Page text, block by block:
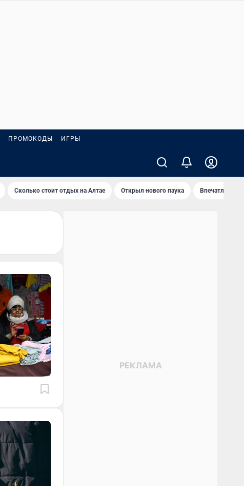
ПРОМОКОДЫ ИГРЫ
Сколько стоит отдых на Алтае Открыл нового паука Впечатления